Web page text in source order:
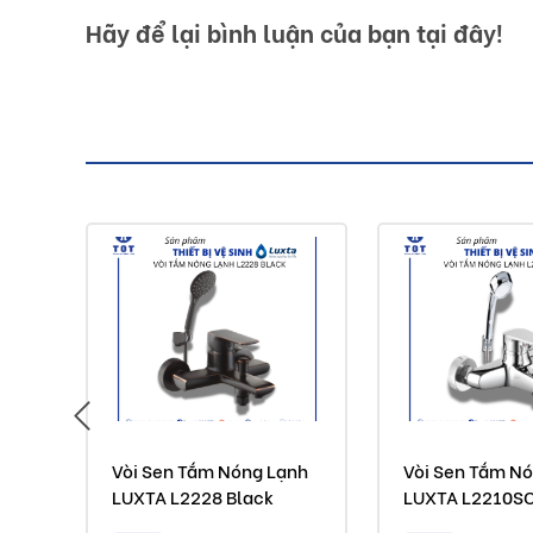
tạo. Các sản phẩm đều đáp ứng được các nhu cầu
sống, đáp ứng được các mong muốn của khách
sản phẩm vòi lavabo giúp cho không gian vệ sinh
cuộc sống thêm phong phú có lợi cho sức khoẻ...
Hình ảnh quý khách đang xem có thể khác 2/
Buildshop cam kết:
Hãy để lại bình luận của bạn tại đây!
Vòi Sen Tắm Nóng Lạnh
LUXTA L2228 Black
Vòi Sen Tắm
LUXTA